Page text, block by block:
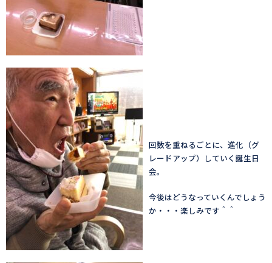
回数を重ねるごとに、進化（グ
レードアップ）していく誕生日
会。
今後はどうなっていくんでしょう
か・・・楽しみです＾＾